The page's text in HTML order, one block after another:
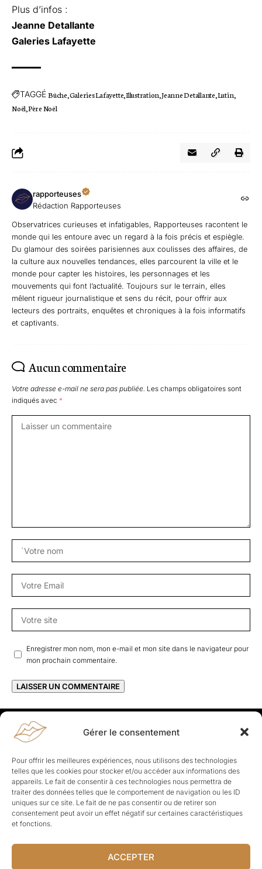
Gérer le consentement
Pour offrir les meilleures expériences, nous utilisons des technologies
telles que les cookies pour stocker et/ou accéder aux informations des
appareils. Le fait de consentir à ces technologies nous permettra de
traiter des données telles que le comportement de navigation ou les ID
uniques sur ce site. Le fait de ne pas consentir ou de retirer son
consentement peut avoir un effet négatif sur certaines caractéristiques
et fonctions.
ACCEPTER
Plus d’infos :
Jeanne Detallante
Galeries Lafayette
TAGGÉBûche Galeries Lafayette Illustration Jeanne Detallante Lutin
Noël Père Noël
rapporteuses
Rédaction Rapporteuses
Observatrices curieuses et infatigables, Rapporteuses racontent le
monde qui les entoure avec un regard à la fois précis et espiègle.
Du glamour des soirées parisiennes aux coulisses des affaires, de
la culture aux nouvelles tendances, elles parcourent la ville et le
monde pour capter les histoires, les personnages et les
mouvements qui font l’actualité. Toujours sur le terrain, elles
mêlent rigueur journalistique et sens du récit, pour offrir aux
lecteurs des portraits, enquêtes et chroniques à la fois informatifs
et captivants.
Aucun commentaire
Votre adresse e-mail ne sera pas publiée. Les champs obligatoires sont
indiqués avec *
Enregistrer mon nom, mon e-mail et mon site dans le navigateur pour
mon prochain commentaire.
Rapporteuses
À propos de Rapporteuses :Rapporteuses, c’est l’histoire de
Parisiennes, bien dans leurs baskets qui aiment rapporter ce qui leur
cause, leur apporte et leur rapporte !
Les Topics
Société Politique Business Culture
Sport
Lifestyle